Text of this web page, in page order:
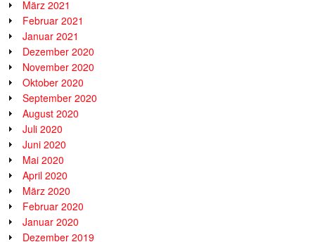
März 2021
Februar 2021
Januar 2021
Dezember 2020
November 2020
Oktober 2020
September 2020
August 2020
Juli 2020
Juni 2020
Mai 2020
April 2020
März 2020
Februar 2020
Januar 2020
Dezember 2019